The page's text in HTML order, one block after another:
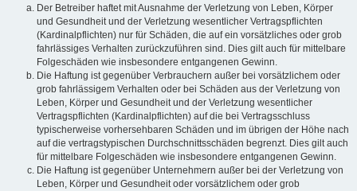
Der Betreiber haftet mit Ausnahme der Verletzung von Leben, Körper
und Gesundheit und der Verletzung wesentlicher Vertragspflichten
(Kardinalpflichten) nur für Schäden, die auf ein vorsätzliches oder grob
fahrlässiges Verhalten zurückzuführen sind. Dies gilt auch für mittelbare
Folgeschäden wie insbesondere entgangenen Gewinn.
Die Haftung ist gegenüber Verbrauchern außer bei vorsätzlichem oder
grob fahrlässigem Verhalten oder bei Schäden aus der Verletzung von
Leben, Körper und Gesundheit und der Verletzung wesentlicher
Vertragspflichten (Kardinalpflichten) auf die bei Vertragsschluss
typischerweise vorhersehbaren Schäden und im übrigen der Höhe nach
auf die vertragstypischen Durchschnittsschäden begrenzt. Dies gilt auch
für mittelbare Folgeschäden wie insbesondere entgangenen Gewinn.
Die Haftung ist gegenüber Unternehmern außer bei der Verletzung von
Leben, Körper und Gesundheit oder vorsätzlichem oder grob